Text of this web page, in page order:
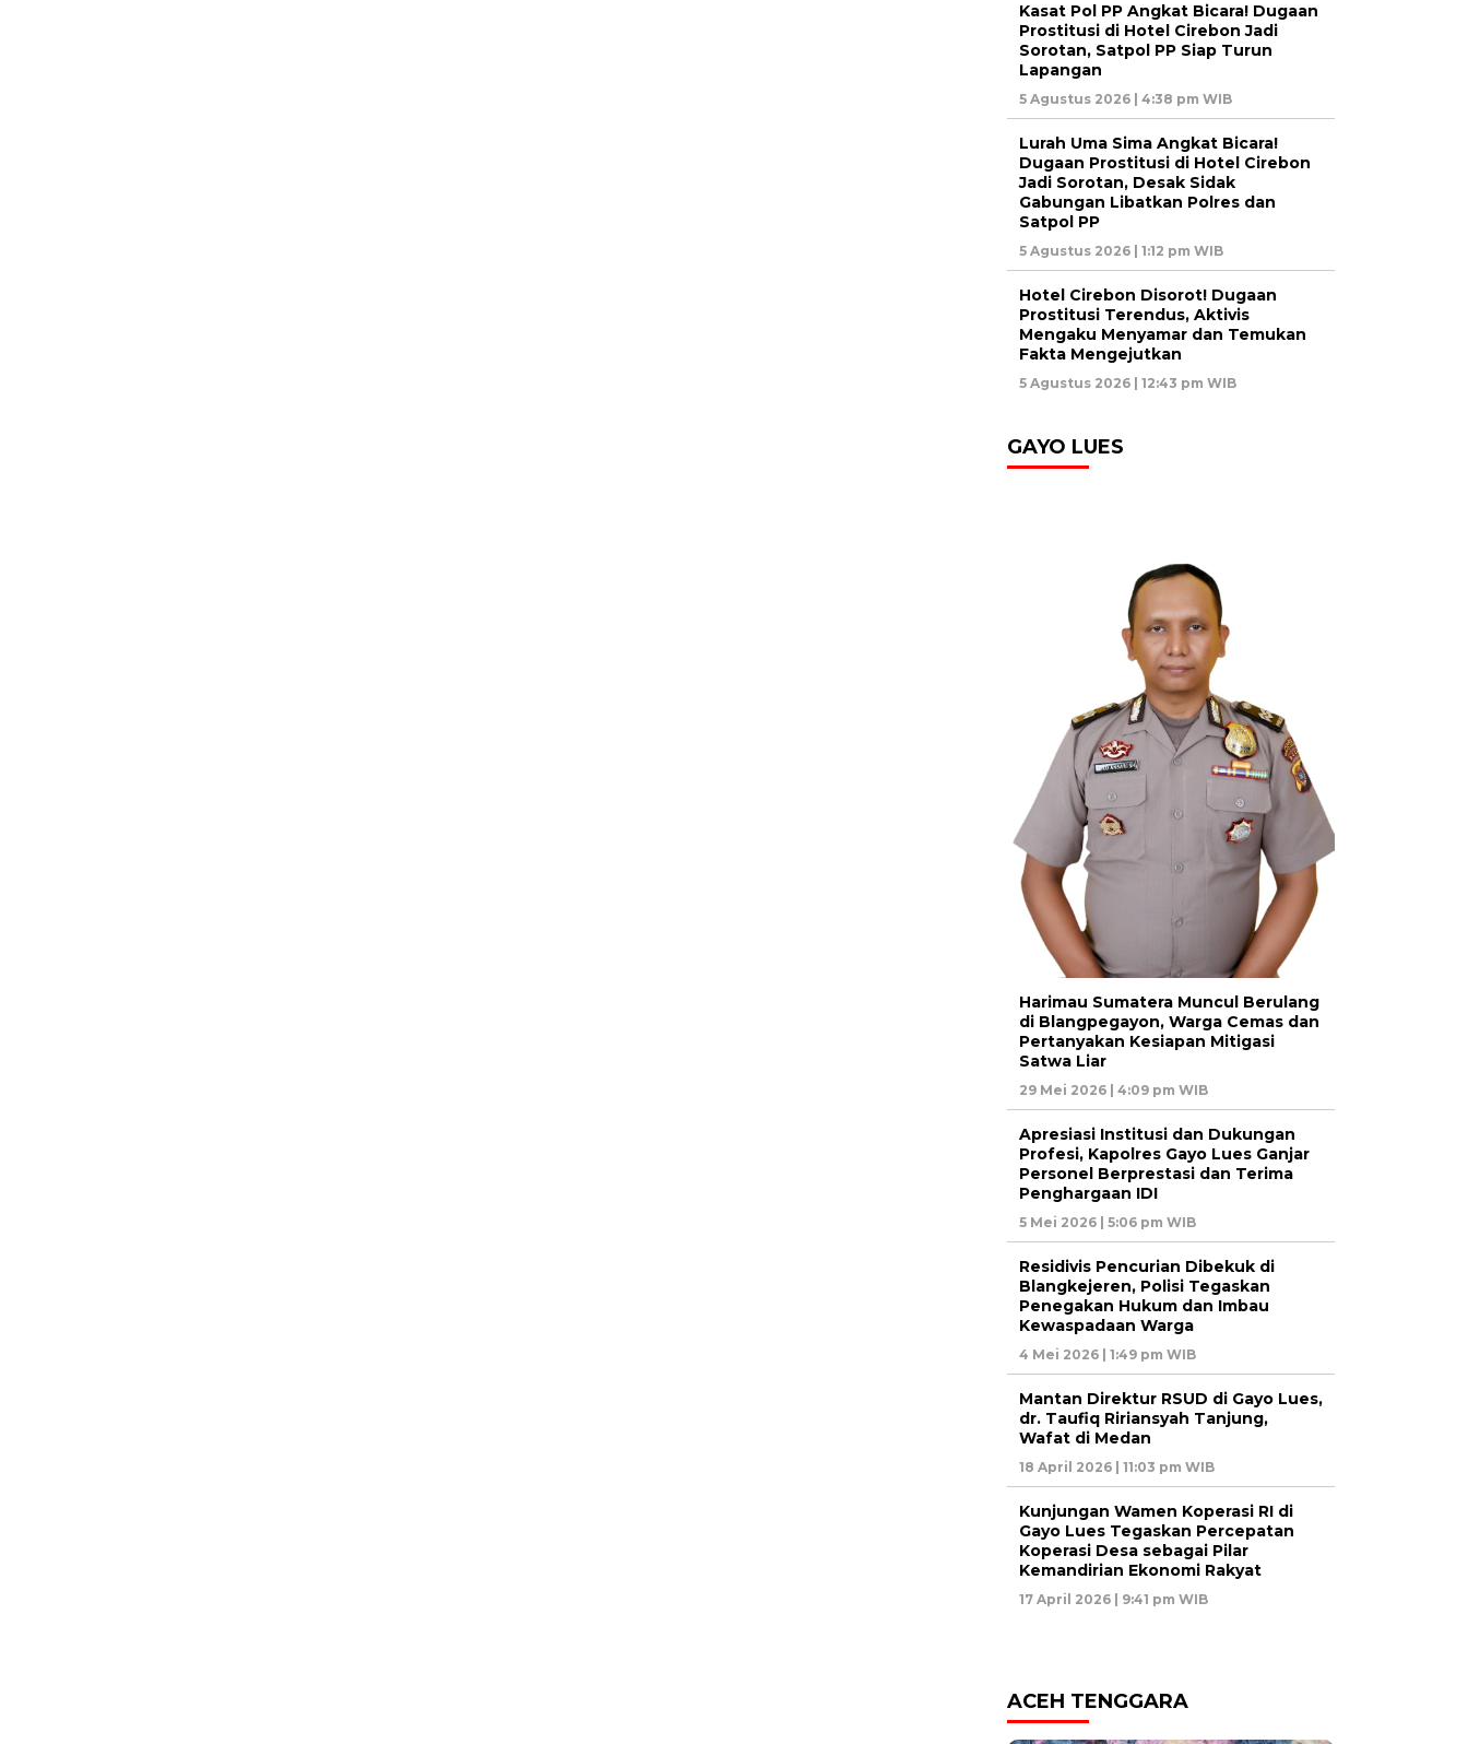
Kasat Pol PP Angkat Bicara! Dugaan
Prostitusi di Hotel Cirebon Jadi
Sorotan, Satpol PP Siap Turun
Lapangan
5 Agustus 2026 | 4:38 pm WIB
Lurah Uma Sima Angkat Bicara!
Dugaan Prostitusi di Hotel Cirebon
Jadi Sorotan, Desak Sidak
Gabungan Libatkan Polres dan
Satpol PP
5 Agustus 2026 | 1:12 pm WIB
Hotel Cirebon Disorot! Dugaan
Prostitusi Terendus, Aktivis
Mengaku Menyamar dan Temukan
Fakta Mengejutkan
5 Agustus 2026 | 12:43 pm WIB
GAYO LUES
Harimau Sumatera Muncul Berulang
di Blangpegayon, Warga Cemas dan
Pertanyakan Kesiapan Mitigasi
Satwa Liar
29 Mei 2026 | 4:09 pm WIB
Apresiasi Institusi dan Dukungan
Profesi, Kapolres Gayo Lues Ganjar
Personel Berprestasi dan Terima
Penghargaan IDI
5 Mei 2026 | 5:06 pm WIB
Residivis Pencurian Dibekuk di
Blangkejeren, Polisi Tegaskan
Penegakan Hukum dan Imbau
Kewaspadaan Warga
4 Mei 2026 | 1:49 pm WIB
Mantan Direktur RSUD di Gayo Lues,
dr. Taufiq Ririansyah Tanjung,
Wafat di Medan
18 April 2026 | 11:03 pm WIB
Kunjungan Wamen Koperasi RI di
Gayo Lues Tegaskan Percepatan
Koperasi Desa sebagai Pilar
Kemandirian Ekonomi Rakyat
17 April 2026 | 9:41 pm WIB
ACEH TENGGARA